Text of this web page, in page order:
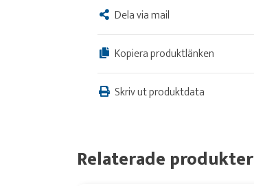
Dela via mail
Kopiera produktlänken
Skriv ut produktdata
Relaterade produkter